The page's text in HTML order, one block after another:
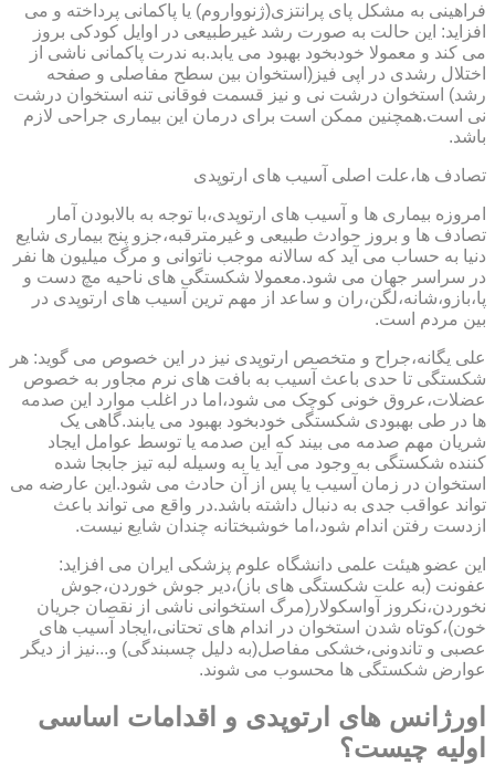
فراهینی به مشکل پای پرانتزی(ژنوواروم) یا پاکمانی پرداخته و می
افزاید: این حالت به صورت رشد غیرطبیعی در اوایل کودکی بروز
می کند و معمولا خودبخود بهبود می یابد.به ندرت پاکمانی ناشی از
اختلال رشدی در اپی فیز(استخوان بین سطح مفاصلی و صفحه
رشد) استخوان درشت نی و نیز قسمت فوقانی تنه استخوان درشت
نی است.همچنین ممکن است برای درمان این بیماری جراحی لازم
باشد.
تصادف ها،علت اصلی آسیب های ارتوپدی
امروزه بیماری ها و آسیب های ارتوپدی،با توجه به بالابودن آمار
تصادف ها و بروز حوادث طبیعی و غیرمترقبه،جزو پنج بیماری شایع
دنیا به حساب می آید که سالانه موجب ناتوانی و مرگ میلیون ها نفر
در سراسر جهان می شود.معمولا شکستگی های ناحیه مچ دست و
پا،بازو،شانه،لگن،ران و ساعد از مهم ترین آسیب های ارتوپدی در
بین مردم است.
علی یگانه،جراح و متخصص ارتوپدی نیز در این خصوص می گوید: هر
شکستگی تا حدی باعث آسیب به بافت های نرم مجاور به خصوص
عضلات،عروق خونی کوچک می شود،اما در اغلب موارد این صدمه
ها در طی بهبودی شکستگی خودبخود بهبود می یابند.گاهی یک
شریان مهم صدمه می بیند که این صدمه یا توسط عوامل ایجاد
کننده شکستگی به وجود می آید یا به وسیله لبه تیز جابجا شده
استخوان در زمان آسیب یا پس از آن حادث می شود.این عارضه می
تواند عواقب جدی به دنبال داشته باشد.در واقع می تواند باعث
ازدست رفتن اندام شود،اما خوشبختانه چندان شایع نیست.
این عضو هیئت علمی دانشگاه علوم پزشکی ایران می افزاید:
عفونت (به علت شکستگی های باز)،دیر جوش خوردن،جوش
نخوردن،نکروز آواسکولار(مرگ استخوانی ناشی از نقصان جریان
خون)،کوتاه شدن استخوان در اندام های تحتانی،ایجاد آسیب های
عصبی و تاندونی،خشکی مفاصل(به دلیل چسبندگی) و...نیز از دیگر
عوارض شکستگی ها محسوب می شوند.
اورژانس های ارتوپدی و اقدامات اساسی
اولیه چیست؟